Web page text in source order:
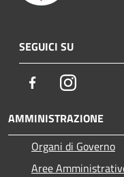
SEGUICI SU
FacebookInstagram
AMMINISTRAZIONE
Organi di Governo
Aree